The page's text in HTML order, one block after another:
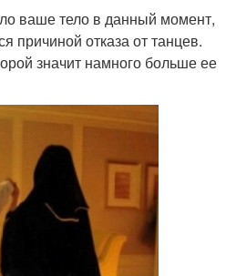
ваше тело в данный момент,
причиной отказа от танцев.
значит намного больше ее